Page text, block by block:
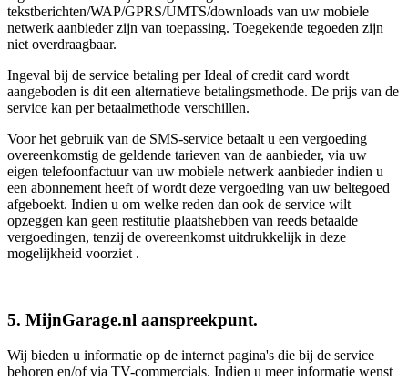
tekstberichten/WAP/GPRS/UMTS/downloads van uw mobiele
netwerk aanbieder zijn van toepassing. Toegekende tegoeden zijn
niet overdraagbaar.
Ingeval bij de service betaling per Ideal of credit card wordt
aangeboden is dit een alternatieve betalingsmethode. De prijs van de
service kan per betaalmethode verschillen.
Voor het gebruik van de SMS-service betaalt u een vergoeding
overeenkomstig de geldende tarieven van de aanbieder, via uw
eigen telefoonfactuur van uw mobiele netwerk aanbieder indien u
een abonnement heeft of wordt deze vergoeding van uw beltegoed
afgeboekt. Indien u om welke reden dan ook de service wilt
opzeggen kan geen restitutie plaatshebben van reeds betaalde
vergoedingen, tenzij de overeenkomst uitdrukkelijk in deze
mogelijkheid voorziet .
5. MijnGarage.nl aanspreekpunt.
Wij bieden u informatie op de internet pagina's die bij de service
behoren en/of via TV-commercials. Indien u meer informatie wenst